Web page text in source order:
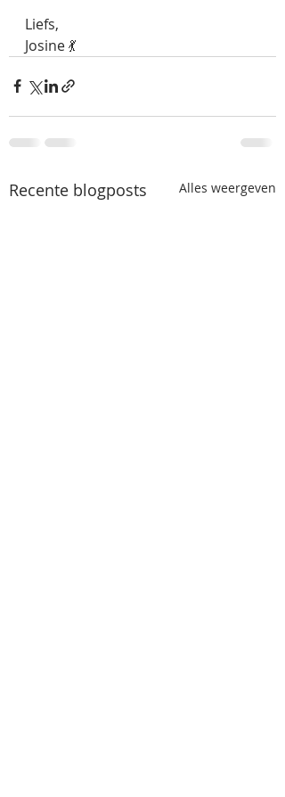
Liefs,
Josine 💃
Recente blogposts Alles weergeven